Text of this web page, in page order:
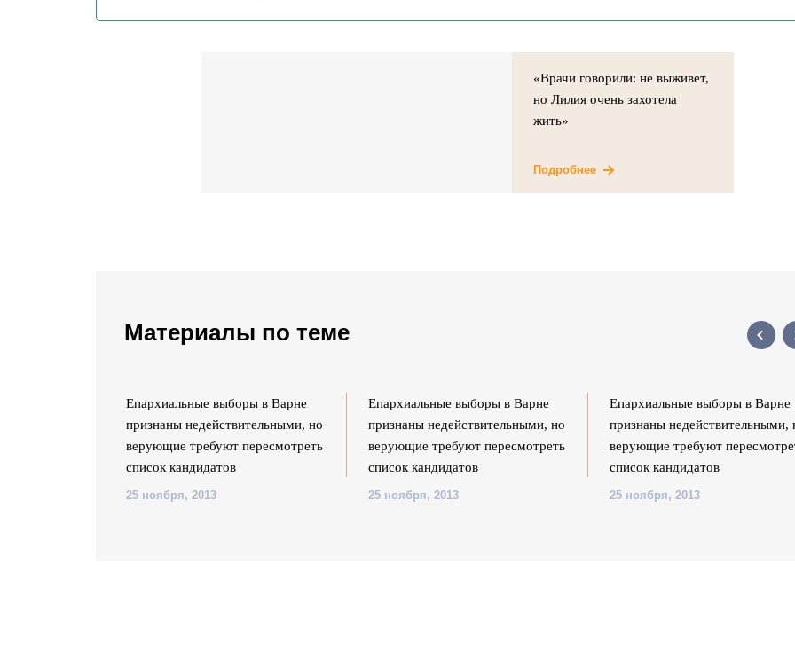
«Врачи говорили: не выживет,
но Лилия очень захотела
жить»
Подробнее
Материалы по теме
Епархиальные выборы в Варне
признаны недействительными, но
верующие требуют пересмотреть
список кандидатов
25 ноября, 2013
Епархиальные выборы в Варне
признаны недействительными, но
верующие требуют пересмотреть
список кандидатов
25 ноября, 2013
Епархиальные выборы в Варне
признаны недействительными,
верующие требуют
список кандидатов
25 ноября, 2013